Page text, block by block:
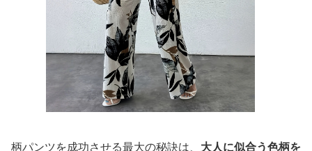
柄パンツを成功させる最大の秘訣は、 大人に似合う色柄を